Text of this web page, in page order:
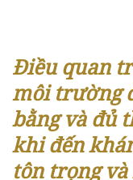
Điều quan
môi trường
bằng và đủ
khi đến
tôn trọng